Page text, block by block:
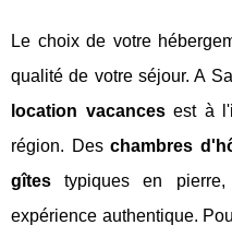
Le choix de votre
qualité de votre séjour. A
location vacancesest à
région. Deschambres
gîtes typiques en
expérience authentique.